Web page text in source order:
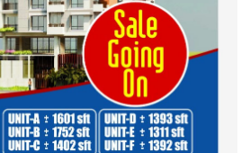
২০২৪ এর গণঅভ্যুত্থানের শহিদের
কবর জিয়ারত ও দোয়া করলেন
ময়মনসিংহ মহানগর জামায়াত